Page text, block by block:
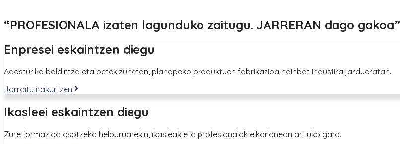
“PROFESIONALA izaten lagunduko zaitugu. JARRERAN dago gakoa”
Enpresei eskaintzen diegu
Adosturiko baldintza eta betekizunetan, planopeko produktuen fabrikazioa hainbat industira jardueratan.
Jarraitu irakurtzen
Ikasleei eskaintzen diegu
Zure formazioa osotzeko helburuarekin, ikasleak eta profesionalak elkarlanean arituko gara.